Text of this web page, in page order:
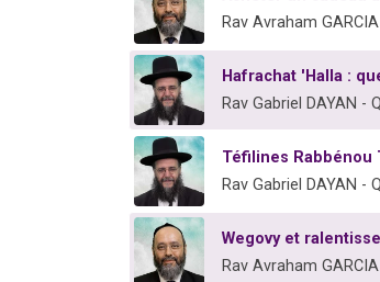
Rav Avraham
Hafrachat 'Halla :
Rav Gabriel DAYAN -
Téfilines Rabbénou
Rav Gabriel DAYAN -
Wegovy et
Rav Avraham